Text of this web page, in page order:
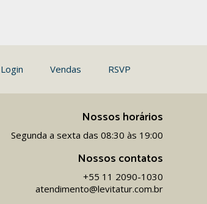
Login Vendas RSVP
Nossos horários
Segunda a sexta das 08:30 às 19:00
Nossos contatos
+55 11 2090-1030
atendimento@levitatur.com.br